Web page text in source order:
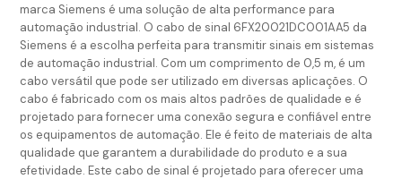
marca Siemens é uma solução de alta performance para
automação industrial. O cabo de sinal 6FX20021DC001AA5 da
Siemens é a escolha perfeita para transmitir sinais em sistemas
de automação industrial. Com um comprimento de 0,5 m, é um
cabo versátil que pode ser utilizado em diversas aplicações. O
cabo é fabricado com os mais altos padrões de qualidade e é
projetado para fornecer uma conexão segura e confiável entre
os equipamentos de automação. Ele é feito de materiais de alta
qualidade que garantem a durabilidade do produto e a sua
efetividade. Este cabo de sinal é projetado para oferecer uma